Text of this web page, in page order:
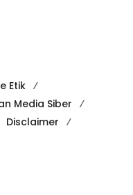
Etik
Media Siber
Disclaimer